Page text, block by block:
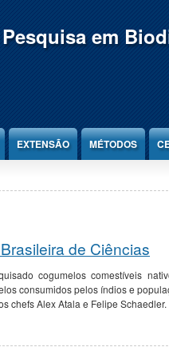
em
EXTENSÃO MÉTODOS
de Ciências
cogumelos comestíveis
consumidos pelos índios e
chefs Alex Atala e Felipe Schaedler.